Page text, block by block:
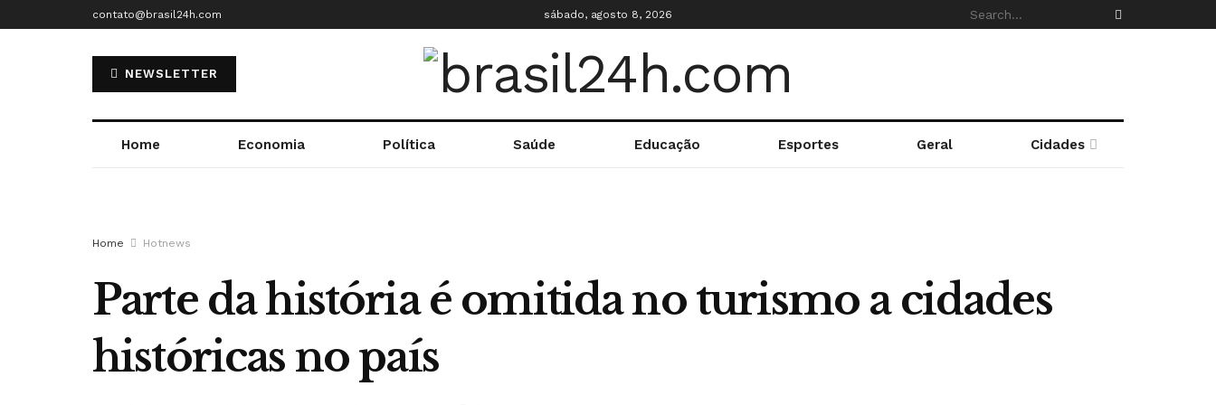
contato@brasil24h.com sábado, agosto 8, 2026
NEWSLETTER
Home Economia Política Saúde Educação Esportes Geral Cidades
Home Hotnews
Parte da história é omitida no turismo a cidades
históricas no país